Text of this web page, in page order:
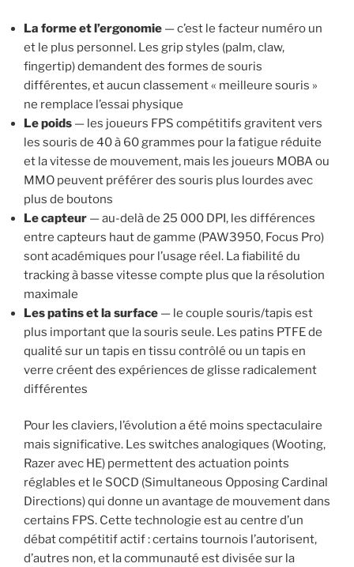
La forme et l’ergonomie — c’est le facteur numéro un
et le plus personnel. Les grip styles (palm, claw,
fingertip) demandent des formes de souris
différentes, et aucun classement « meilleure souris »
ne remplace l’essai physique
Le poids — les joueurs FPS compétitifs gravitent vers
les souris de 40 à 60 grammes pour la fatigue réduite
et la vitesse de mouvement, mais les joueurs MOBA ou
MMO peuvent préférer des souris plus lourdes avec
plus de boutons
Le capteur — au-delà de 25 000 DPI, les différences
entre capteurs haut de gamme (PAW3950, Focus Pro)
sont académiques pour l’usage réel. La fiabilité du
tracking à basse vitesse compte plus que la résolution
maximale
Les patins et la surface — le couple souris/tapis est
plus important que la souris seule. Les patins PTFE de
qualité sur un tapis en tissu contrôlé ou un tapis en
verre créent des expériences de glisse radicalement
différentes
Pour les claviers, l’évolution a été moins spectaculaire
mais significative. Les switches analogiques (Wooting,
Razer avec HE) permettent des actuation points
réglables et le SOCD (Simultaneous Opposing Cardinal
Directions) qui donne un avantage de mouvement dans
certains FPS. Cette technologie est au centre d’un
débat compétitif actif : certains tournois l’autorisent,
d’autres non, et la communauté est divisée sur la